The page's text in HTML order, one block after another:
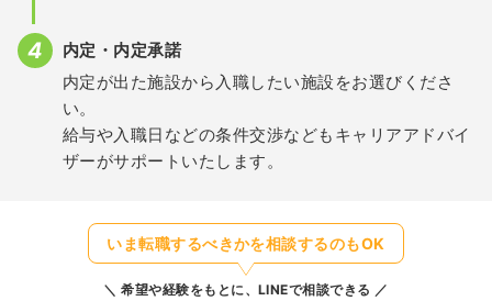
内定・内定承諾
内定が出た施設から入職したい施設をお選びくださ
い。
給与や入職日などの条件交渉などもキャリアアドバイ
ザーがサポートいたします。
いま転職するべきかを相談するのもOK
希望や経験をもとに、LINEで相談できる